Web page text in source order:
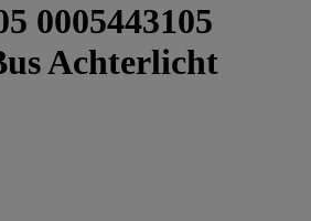
0005443105
Achterlicht